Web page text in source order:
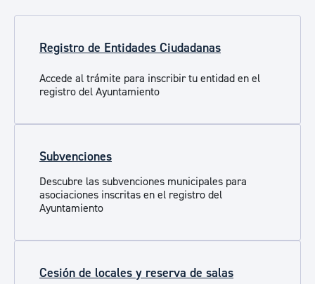
Registro de Entidades Ciudadanas
Accede al trámite para inscribir tu entidad en el
registro del Ayuntamiento
Subvenciones
Descubre las subvenciones municipales para
asociaciones inscritas en el registro del
Ayuntamiento
Cesión de locales y reserva de salas